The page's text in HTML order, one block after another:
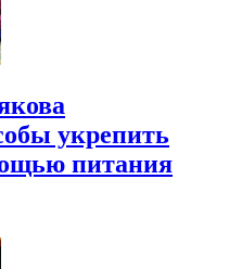
укрепить
питания